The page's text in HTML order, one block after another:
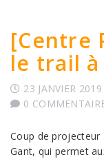
[Centre
le trail
23 JANVIER 2019
0
Coup de projecteur
Gant, qui permet